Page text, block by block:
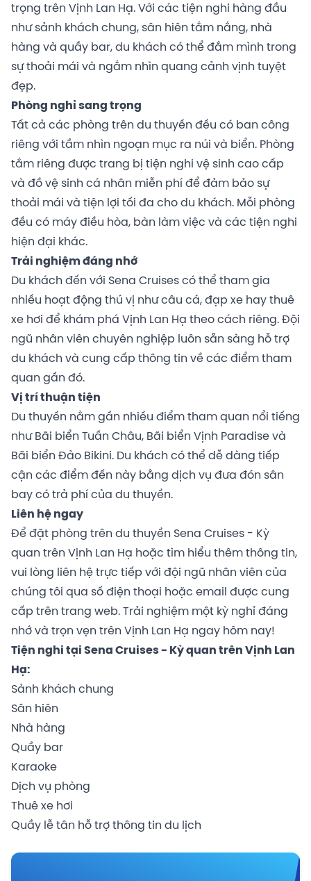
trọng trên Vịnh Lan Hạ. Với các tiện nghi hàng đầu
như sảnh khách chung, sân hiên tắm nắng, nhà
hàng và quầy bar, du khách có thể đắm mình trong
sự thoải mái và ngắm nhìn quang cảnh vịnh tuyệt
đẹp.
Phòng nghỉ sang trọng
Tất cả các phòng trên du thuyền đều có ban công
riêng với tầm nhìn ngoạn mục ra núi và biển. Phòng
tắm riêng được trang bị tiện nghi vệ sinh cao cấp
và đồ vệ sinh cá nhân miễn phí để đảm bảo sự
thoải mái và tiện lợi tối đa cho du khách. Mỗi phòng
đều có máy điều hòa, bàn làm việc và các tiện nghi
hiện đại khác.
Trải nghiệm đáng nhớ
Du khách đến với Sena Cruises có thể tham gia
nhiều hoạt động thú vị như câu cá, đạp xe hay thuê
xe hơi để khám phá Vịnh Lan Hạ theo cách riêng. Đội
ngũ nhân viên chuyên nghiệp luôn sẵn sàng hỗ trợ
du khách và cung cấp thông tin về các điểm tham
quan gần đó.
Vị trí thuận tiện
Du thuyền nằm gần nhiều điểm tham quan nổi tiếng
như Bãi biển Tuần Châu, Bãi biển Vịnh Paradise và
Bãi biển Đảo Bikini. Du khách có thể dễ dàng tiếp
cận các điểm đến này bằng dịch vụ đưa đón sân
bay có trả phí của du thuyền.
Liên hệ ngay
Để đặt phòng trên du thuyền Sena Cruises - Kỳ
quan trên Vịnh Lan Hạ hoặc tìm hiểu thêm thông tin,
vui lòng liên hệ trực tiếp với đội ngũ nhân viên của
chúng tôi qua số điện thoại hoặc email được cung
cấp trên trang web. Trải nghiệm một kỳ nghỉ đáng
nhớ và trọn vẹn trên Vịnh Lan Hạ ngay hôm nay!
Tiện nghi tại Sena Cruises - Kỳ quan trên Vịnh Lan
Hạ:
Sảnh khách chung
Sân hiên
Nhà hàng
Quầy bar
Karaoke
Dịch vụ phòng
Thuê xe hơi
Quầy lễ tân hỗ trợ thông tin du lịch